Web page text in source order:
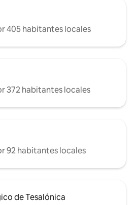
405 habitantes locales
372 habitantes locales
92 habitantes locales
de Tesalónica